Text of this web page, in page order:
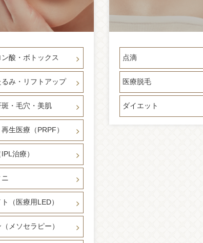
ン酸・ボトックス
るみ・リフトアップ
斑・毛穴・美肌
生医療（PRPF）
治療）
ニ
（医療用LED）
メソセラピー）
点滴
医療脱毛
ダイエット